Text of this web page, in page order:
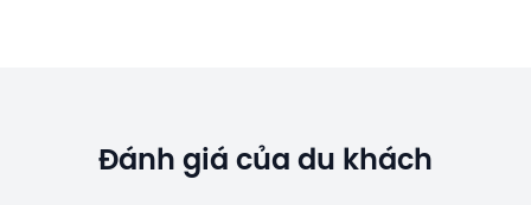
Đánh giá của du khách